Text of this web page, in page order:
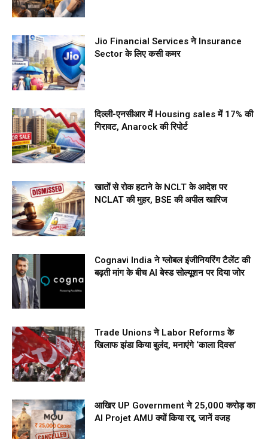
Jio Financial Services ने Insurance
Sector के लिए कसी कमर
दिल्ली-एनसीआर में Housing sales में 17% की
गिरावट, Anarock की रिपोर्ट
खातों से रोक हटाने के NCLT के आदेश पर
NCLAT की मुहर, BSE की अपील खारिज
Cognavi India ने ग्लोबल इंजीनियरिंग टैलेंट की
बढ़ती मांग के बीच AI बेस्ड सोल्यूशन पर दिया जोर
Trade Unions ने Labor Reforms के
खिलाफ झंडा किया बुलंद, मनाएंगे ‘काला दिवस’
आखिर UP Government ने ₹25,000 करोड़ का
AI Projet AMU क्यों किया रद्द, जानें वजह